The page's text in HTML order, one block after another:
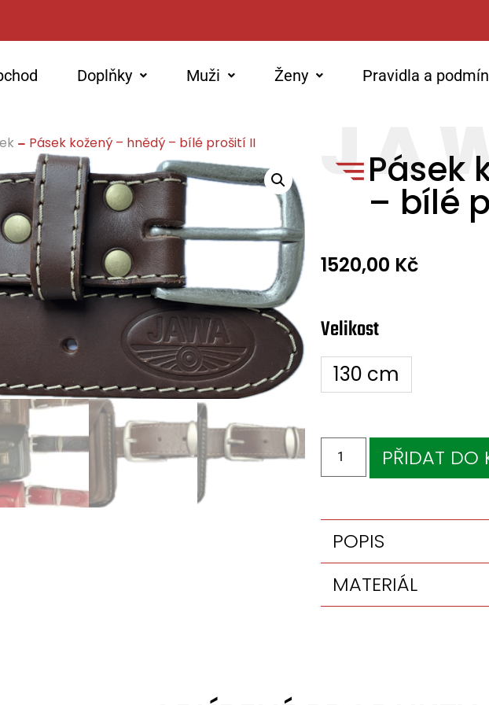
Doplňky Muži Ženy Pravidla a
Pásek kožený – hnědý – bílé prošití II
Pásek
– bílé
1520,00 Kč
Velikost
130 cm
PŘIDAT DO
POPIS
MATERIÁL